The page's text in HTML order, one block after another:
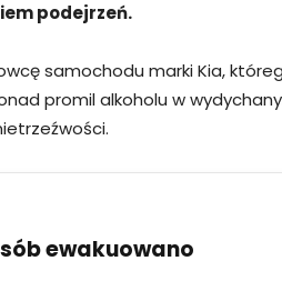
podejrzeń.
samochodu marki Kia,
promil alkoholu w
ewakuowano